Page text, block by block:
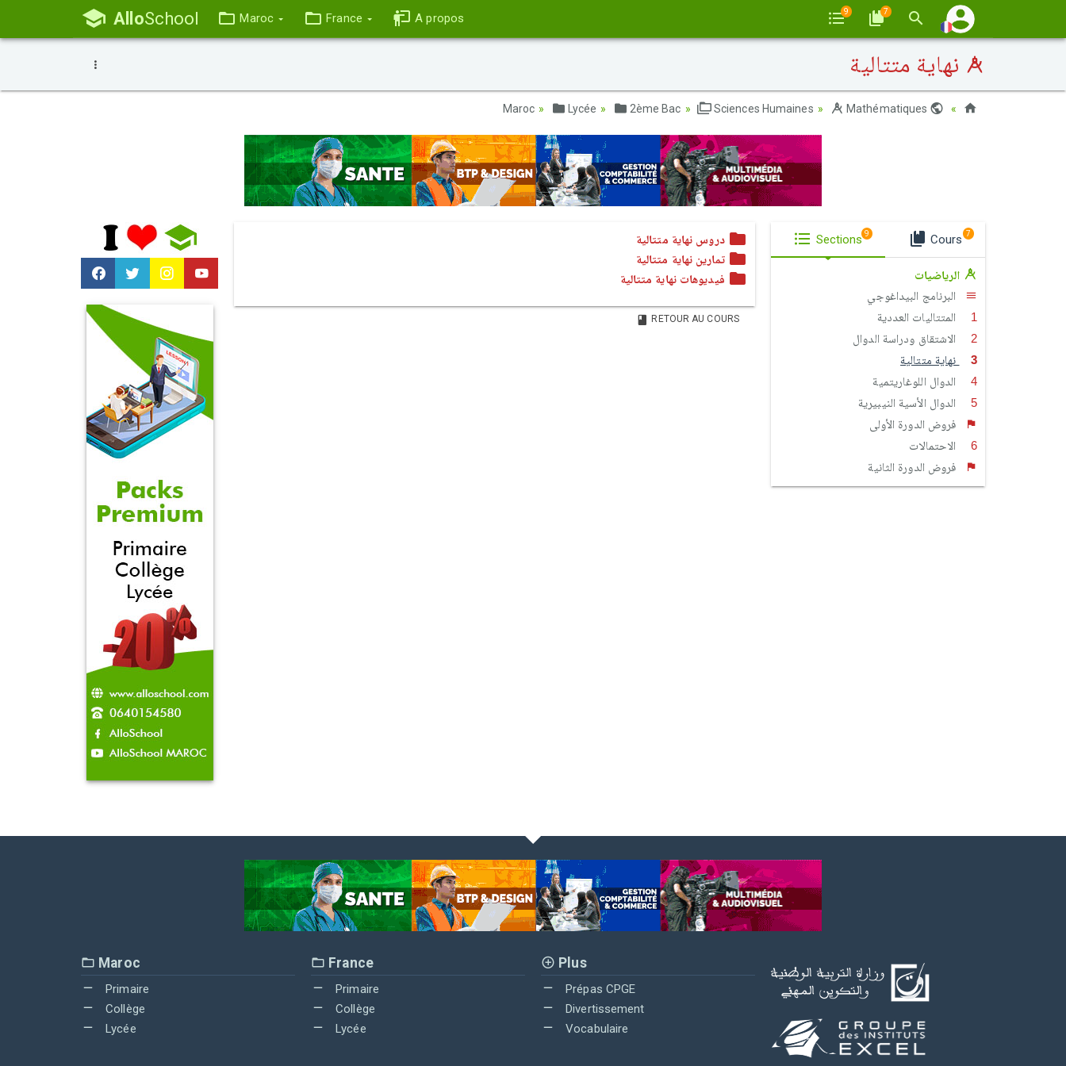
AlloSchool Maroc France A propos 9 7
نهاية متتالية
Lycée 2ème Bac Sciences Humaines Mathématiques
دروس نهاية متتالية
تمارين نهاية متتالية
فيديوهات نهاية متتالية
RETOUR AU COURS
Sections 9 Cours 7
الرياضيات
البرنامج البيداغوجي
المتتاليات العددية
الاشتقاق ودراسة الدوال
نهاية متتالية
الدوال اللوغاريتمية
الدوال الأسية النيبيرية
فروض الدورة الأولى
الاحتمالات
فروض الدورة الثانية
Maroc
Primaire
Collège
Lycée
France
Primaire
Collège
Lycée
Plus
Prépas CPGE
Divertissement
Vocabulaire